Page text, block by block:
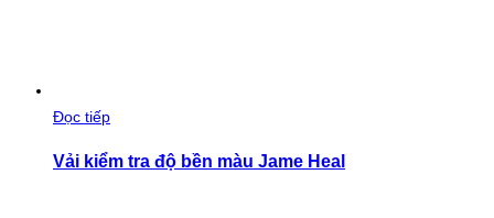
Đọc tiếp
Vải kiểm tra độ bền màu Jame Heal